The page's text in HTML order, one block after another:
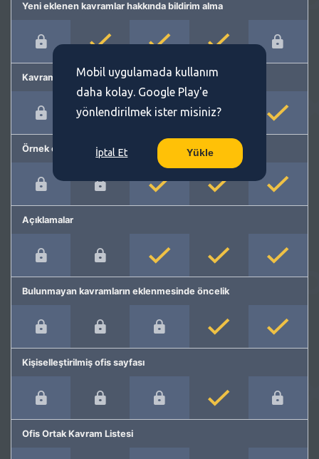
Yeni eklenen kavramlar hakkında bildirim alma
Kavram önerme
Örnek cümleler
Açıklamalar
Bulunmayan kavramların eklenmesinde öncelik
Kişiselleştirilmiş ofis sayfası
Ofis Ortak Kavram Listesi
Mobil uygulamada kullanım
daha kolay. Google Play'e
yönlendirilmek ister misiniz?
İptal Et Yükle